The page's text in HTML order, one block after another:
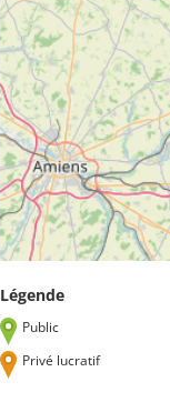
Légende
Public
Privé lucratif